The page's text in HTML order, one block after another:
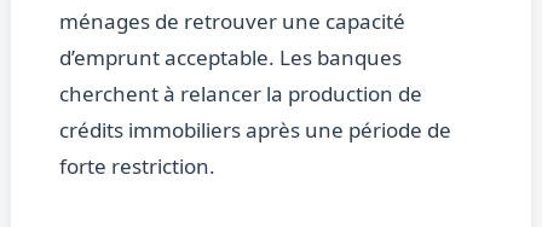
ménages de retrouver une capacité
d’emprunt acceptable. Les banques
cherchent à relancer la production de
crédits immobiliers après une période de
forte restriction.